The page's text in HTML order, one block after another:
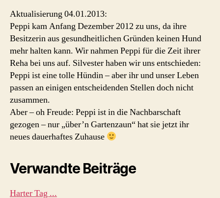
Aktualisierung 04.01.2013:
Peppi kam Anfang Dezember 2012 zu uns, da ihre
Besitzerin aus gesundheitlichen Gründen keinen Hund
mehr halten kann. Wir nahmen Peppi für die Zeit ihrer
Reha bei uns auf. Silvester haben wir uns entschieden:
Peppi ist eine tolle Hündin – aber ihr und unser Leben
passen an einigen entscheidenden Stellen doch nicht
zusammen.
Aber – oh Freude: Peppi ist in die Nachbarschaft
gezogen – nur „über’n Gartenzaun“ hat sie jetzt ihr
neues dauerhaftes Zuhause
Verwandte Beiträge
Harter Tag ...